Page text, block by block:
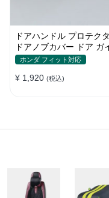
ドアハンドル プロテク
ドアノブカバー ドア ガ
傷防止透明シール カバー
ブガード 保護 外装 シー
ホンダ フィット対応
¥ 1,920 (税込)